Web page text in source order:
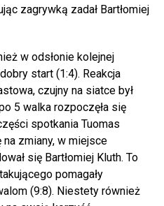
zagrywką zadał Bartłomiej
w odsłonie kolejnej
start (1:4). Reakcja
czujny na siatce był
5 walka rozpoczęła się
spotkania Tuomas
zmiany, w miejsce
się Bartłomiej Kluth. To
pomagały
(9:8). Niestety również